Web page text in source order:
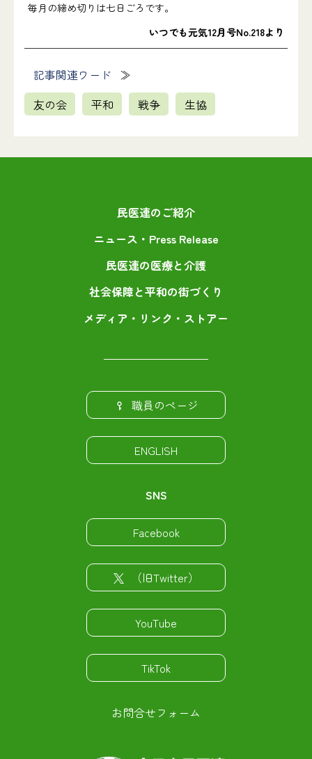
毎月の締め切りは七日ごろです。
いつでも元気12月号No.218より
記事関連ワード
友の会
平和 戦争 生協
民医連のご紹介
ニュース・Press Release
民医連の医療と介護
社会保障と平和の街づくり
メディア・リンク・ストアー
職員のページ
ENGLISH
SNS
Facebook
（旧Twitter）
YouTube
TikTok
お問合せフォーム